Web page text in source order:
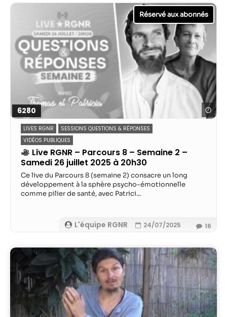
6280
LIVES RGNR
SESSIONS QUESTIONS & RÉPONSES
VIDÉOS PUBLIQUES
Live RGNR – Parcours 8 – Semaine 2 –
Samedi 26 juillet 2025 à 20h30
L'équipe RGNR 24/07/2025
Ce live du Parcours 8 (semaine 2) consacre un long
développement à la sphère psycho-émotionnelle
comme pilier de santé, avec Patrici...
16
Nécessaire
Ces cookies ne
sont pas
facultatifs. Ils
sont
nécessaires au
fonctionnement
du site Web.
Statistiques
puissions
améliorer la
du site Web,
en fonction
dont le site
Web est
utilisé.
Experience